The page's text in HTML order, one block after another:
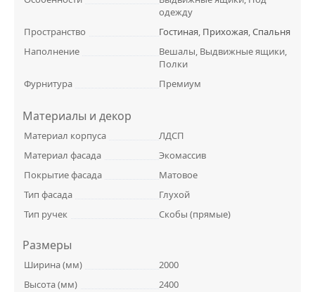
одежду
Пространство
Гостиная, Прихожая,Спальня
Наполнение
Вешалы, Выдвижные ящики,
Полки
Фурнитура
Премиум
Материалы и декор
Материал корпуса
ЛДСП
Материал фасада
Экомассив
Покрытие фасада
Матовое
Тип фасада
Глухой
Тип ручек
Скобы (прямые)
Размеры
Ширина (мм)
2000
Высота (мм)
2400